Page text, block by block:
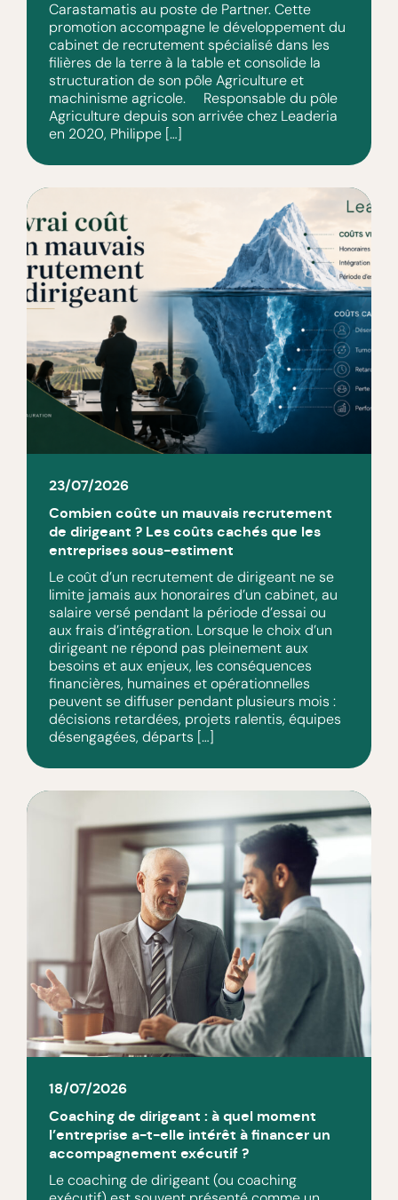
Carastamatis au poste de Partner. Cette
promotion accompagne le développement du
cabinet de recrutement spécialisé dans les
filières de la terre à la table et consolide la
structuration de son pôle Agriculture et
machinisme agricole. Responsable du pôle
Agriculture depuis son arrivée chez Leaderia
en 2020, Philippe […]
23/07/2026
Combien coûte un mauvais recrutement
de dirigeant ? Les coûts cachés que les
entreprises sous-estiment
Le coût d’un recrutement de dirigeant ne se
limite jamais aux honoraires d’un cabinet, au
salaire versé pendant la période d’essai ou
aux frais d’intégration. Lorsque le choix d’un
dirigeant ne répond pas pleinement aux
besoins et aux enjeux, les conséquences
financières, humaines et opérationnelles
peuvent se diffuser pendant plusieurs mois :
décisions retardées, projets ralentis, équipes
désengagées, départs […]
18/07/2026
Coaching de dirigeant : à quel moment
l’entreprise a-t-elle intérêt à financer un
accompagnement exécutif ?
Le coaching de dirigeant (ou coaching